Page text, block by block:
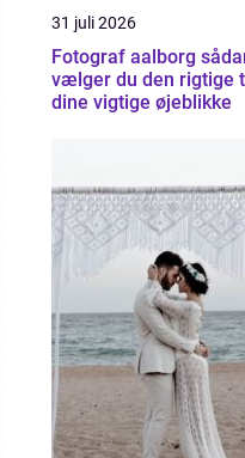
31 juli 2026
Fotograf aalborg sådan
vælger du den rigtige
dine vigtige øjeblikke